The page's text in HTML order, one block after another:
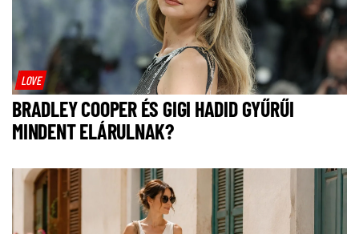
LOVE
BRADLEY COOPER ÉS GIGI HADID GYŰRŰI
MINDENT ELÁRULNAK?